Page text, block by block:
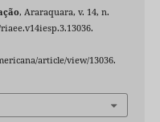
, Araraquara, v. 14, n.
article/view/13036.